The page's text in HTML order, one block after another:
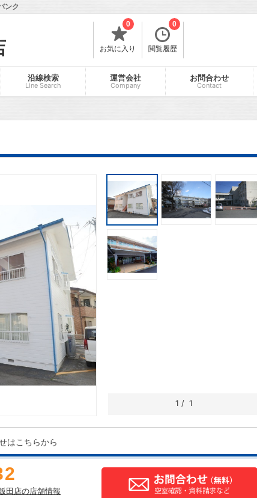
ンク
お気に入り
0
閲覧履歴
0
沿線検索
Line Search
運営会社
Company
お問合わせ
Contact
1 / 1
はこちらから
田店の店舗情報